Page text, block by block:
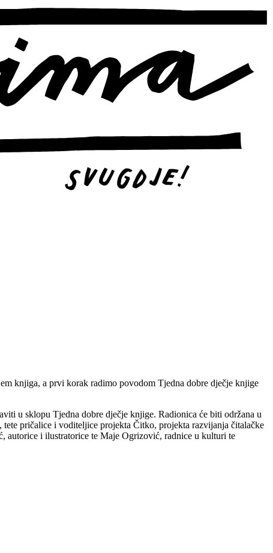
knjiga, a prvi korak radimo povodom Tjedna dobre dječje knjige
u sklopu Tjedna dobre dječje knjige. Radionica će biti održana u
pričalice i voditeljice projekta Čitko, projekta razvijanja čitalačke
autorice i ilustratorice te Maje Ogrizović, radnice u kulturi te